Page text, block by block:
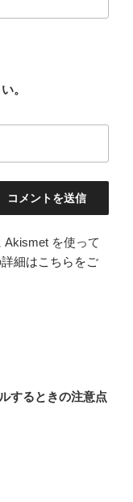
。
Akismet を使って
細はこちらをご
するときの注意点